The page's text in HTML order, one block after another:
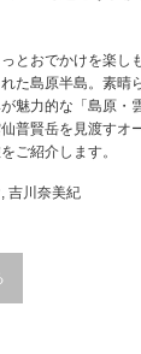
っとおでかけを楽
た島原半島。素晴
魅力的な「島原・
普賢岳を見渡すオ
ご紹介します。
, 吉川奈美紀